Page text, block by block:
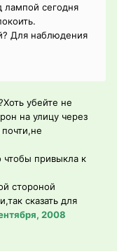
лампой сегодня
Для наблюдения
убейте не
на улицу через
чтобы привыкла к
стороной
сказать для
2008